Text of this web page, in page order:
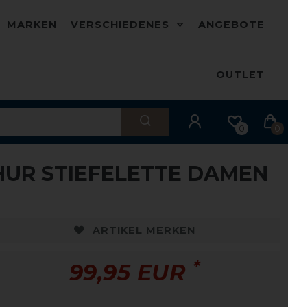
MARKEN VERSCHIEDENES ANGEBOTE
OUTLET
0 0
STIEFELETTE DAMEN
ARTIKEL MERKEN
99,95 EUR *